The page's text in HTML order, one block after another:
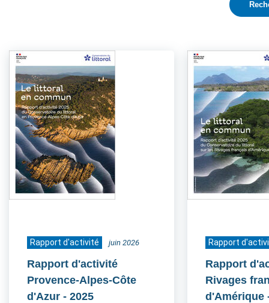
Rapport d'activité juin 2026
Rapport d'activité
Provence-Alpes-Côte
d'Azur - 2025
Rapport
Rapport
Rivages
d'Amérique